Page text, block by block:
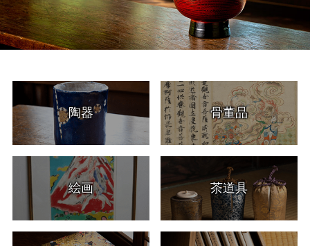
陶器 骨董品
絵画 茶道具